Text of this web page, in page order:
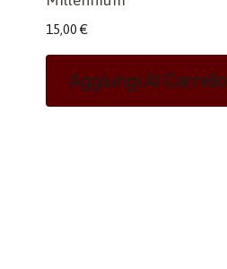
15,00 €
Aggiungi Al Carrello